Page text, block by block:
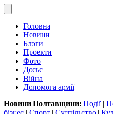
Головна
Новини
Блоги
Проекти
Фото
Досьє
Війна
Допомога армії
Новини Полтавщини: Події|
бізнес | Спорт | Суспільство |